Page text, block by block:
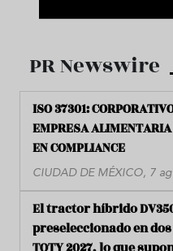
PR Newswire
ISO 37301:
EMPRESA
EN COMPLIANCE
CIUDAD DE MÉXICO, 7
El tractor híbrido
preseleccionado en